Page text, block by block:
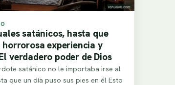
satánicos, hasta que
experiencia y
verdadero poder de Dios
satánico no le importaba irse al
que un día puso sus pies en él Esto